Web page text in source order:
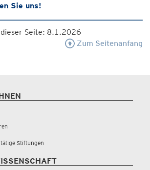
Sie uns!
Seite: 8.1.2026
Zum Seitenanfang
Stiftungen